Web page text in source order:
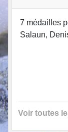
7 médailles
Salaun,
Voir toutes